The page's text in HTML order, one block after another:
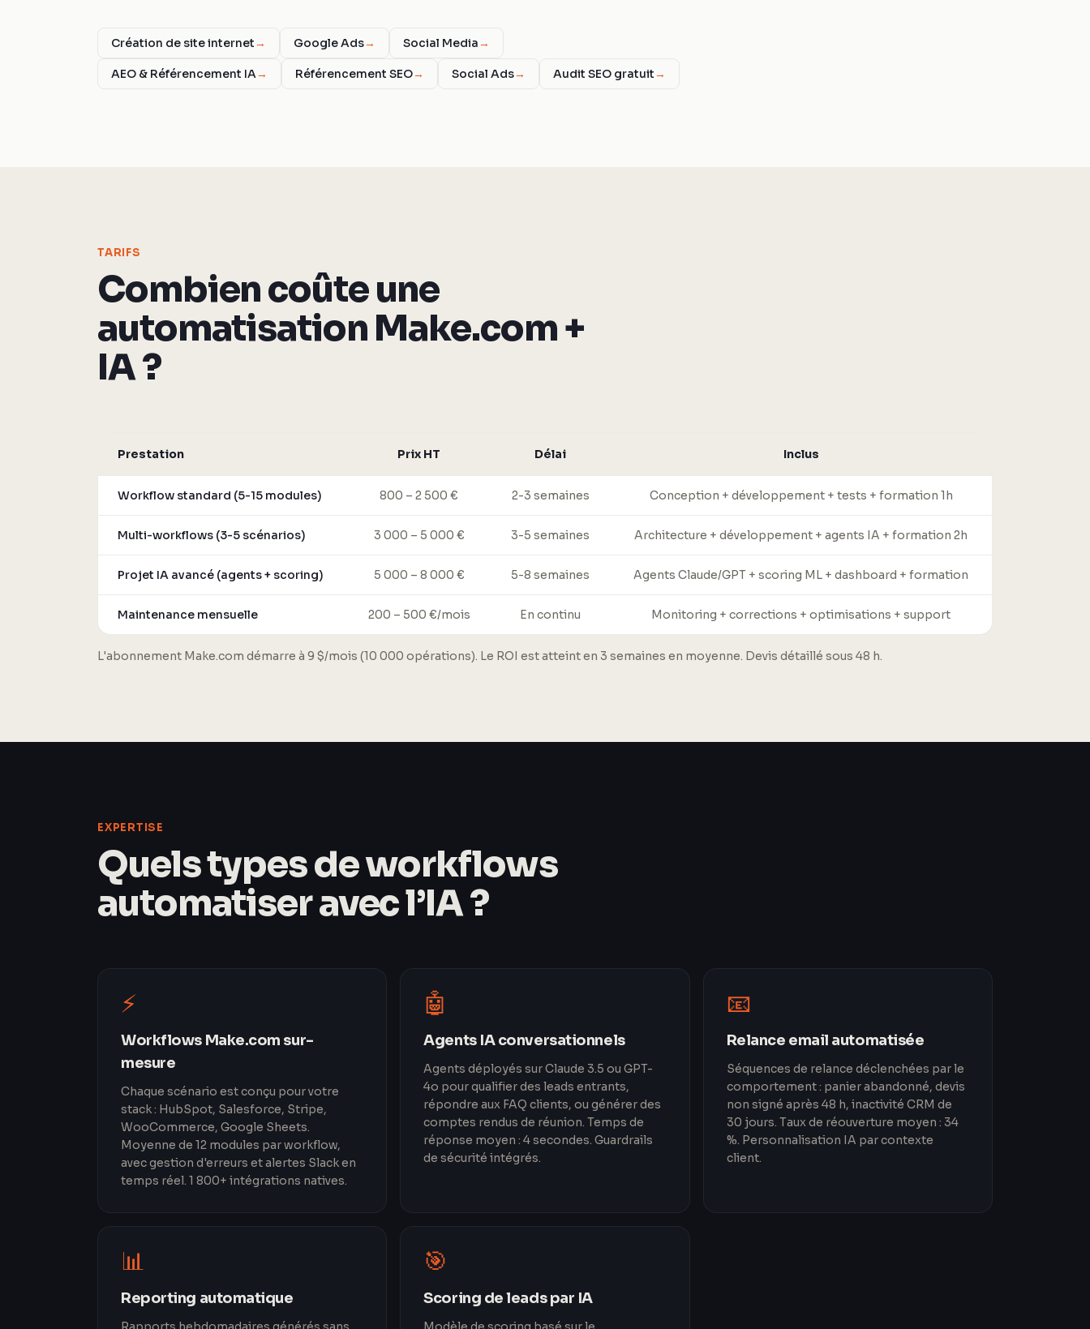
Création de site internet→ Google Ads→ Social Media→
AEO & Référencement IA→ Référencement SEO→ Social Ads→ Audit SEO gratuit→
TARIFS
Combien coûte une
automatisation Make.com +
IA ?
Prestation Prix HT Délai Inclus
Workflow standard (5-15 modules) 800 – 2 500 € 2-3 semaines Conception + développement + tests + formation 1h
Multi-workflows (3-5 scénarios) 3 000 – 5 000 € 3-5 semaines Architecture + développement + agents IA + formation 2h
Projet IA avancé (agents + scoring) 5 000 – 8 000 € 5-8 semaines Agents Claude/GPT + scoring ML + dashboard + formation
Maintenance mensuelle 200 – 500 €/mois En continu Monitoring + corrections + optimisations + support
L'abonnement Make.com démarre à 9 $/mois (10 000 opérations). Le ROI est atteint en 3 semaines en moyenne. Devis détaillé sous 48 h.
EXPERTISE
Quels types de workflows
automatiser avec l’IA ?
⚡
Workflows Make.com sur-
mesure
Chaque scénario est conçu pour votre
stack : HubSpot, Salesforce, Stripe,
WooCommerce, Google Sheets.
Moyenne de 12 modules par workflow,
avec gestion d'erreurs et alertes Slack en
temps réel. 1 800+ intégrations natives.
🤖
Agents IA conversationnels
Agents déployés sur Claude 3.5 ou GPT-
4o pour qualifier des leads entrants,
répondre aux FAQ clients, ou générer des
comptes rendus de réunion. Temps de
réponse moyen : 4 secondes. Guardrails
de sécurité intégrés.
📧
Relance email automatisée
Séquences de relance déclenchées par le
comportement : panier abandonné, devis
non signé après 48 h, inactivité CRM de
30 jours. Taux de réouverture moyen : 34
%. Personnalisation IA par contexte
client.
📊
Reporting automatique
🎯
Scoring de leads par IA